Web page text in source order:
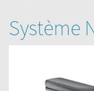
Système